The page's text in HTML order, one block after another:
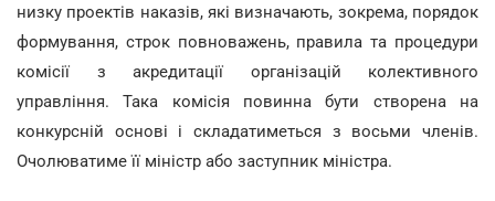
низку проектів наказів, які визначають, зокрема, порядок
формування, строк повноважень, правила та процедури
комісії з акредитації організацій колективного
управління. Така комісія повинна бути створена на
конкурсній основі і складатиметься з восьми членів.
Очолюватиме її міністр або заступник міністра.